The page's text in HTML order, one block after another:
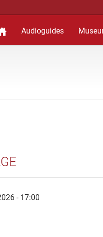
Audioguides
- 17:00